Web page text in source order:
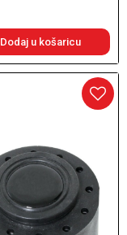
Dodaj u košaricu